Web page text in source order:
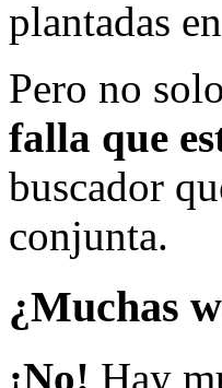
plantadas
Pero no
falla que
buscador
conjunta.
¿Muchas
¡No! Hay